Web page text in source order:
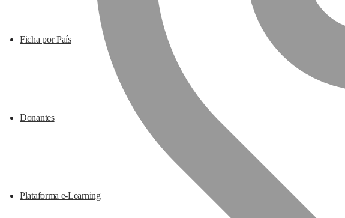
Ficha por País
Donantes
Plataforma e-Learning